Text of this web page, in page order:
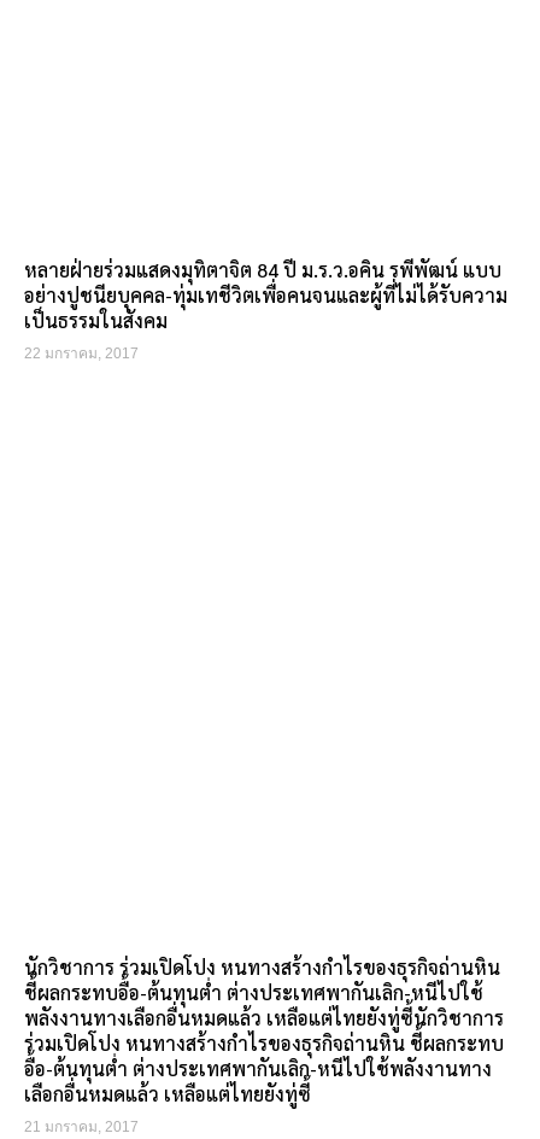
หลายฝ่ายร่วมแสดงมุทิตาจิต 84 ปี ม.ร.ว.อคิน รพีพัฒน์ แบบ
อย่างปูชนียบุคคล-ทุ่มเทชีวิตเพื่อคนจนและผู้ที่ไม่ได้รับความ
เป็นธรรมในสังคม
22 มกราคม, 2017
นักวิชาการ ร่วมเปิดโปง หนทางสร้างกำไรของธุรกิจถ่านหิน
ชี้ผลกระทบอื้อ-ต้นทุนต่ำ ต่างประเทศพากันเลิก-หนีไปใช้
พลังงานทางเลือกอื่นหมดแล้ว เหลือแต่ไทยยังทู่ซี้นักวิชาการ
ร่วมเปิดโปง หนทางสร้างกำไรของธุรกิจถ่านหิน ชี้ผลกระทบ
อื้อ-ต้นทุนต่ำ ต่างประเทศพากันเลิก-หนีไปใช้พลังงานทาง
เลือกอื่นหมดแล้ว เหลือแต่ไทยยังทู่ซี้
21 มกราคม, 2017